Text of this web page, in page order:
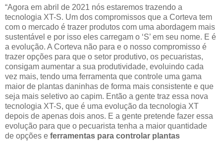
“Agora em abril de 2021 nós estaremos trazendo a
tecnologia XT-S. Um dos compromissos que a Corteva tem
com o mercado é trazer produtos com uma abordagem mais
sustentável e por isso eles carregam o ‘S’ em seu nome. E é
a evolução. A Corteva não para e o nosso compromisso é
trazer opções para que o setor produtivo, os pecuaristas,
consigam aumentar a sua produtividade, evoluindo cada
vez mais, tendo uma ferramenta que controle uma gama
maior de plantas daninhas de forma mais consistente e que
seja mais seletivo ao capim. Então a gente traz essa nova
tecnologia XT-S, que é uma evolução da tecnologia XT
depois de apenas dois anos. E a gente pretende fazer essa
evolução para que o pecuarista tenha a maior quantidade
de opções e ferramentas para controlar plantas